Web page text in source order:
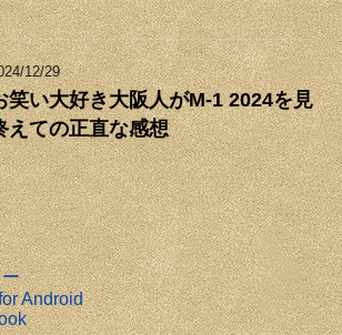
12/29
笑い大好き大阪人がM-1 2024を見
えての正直な感想
Android